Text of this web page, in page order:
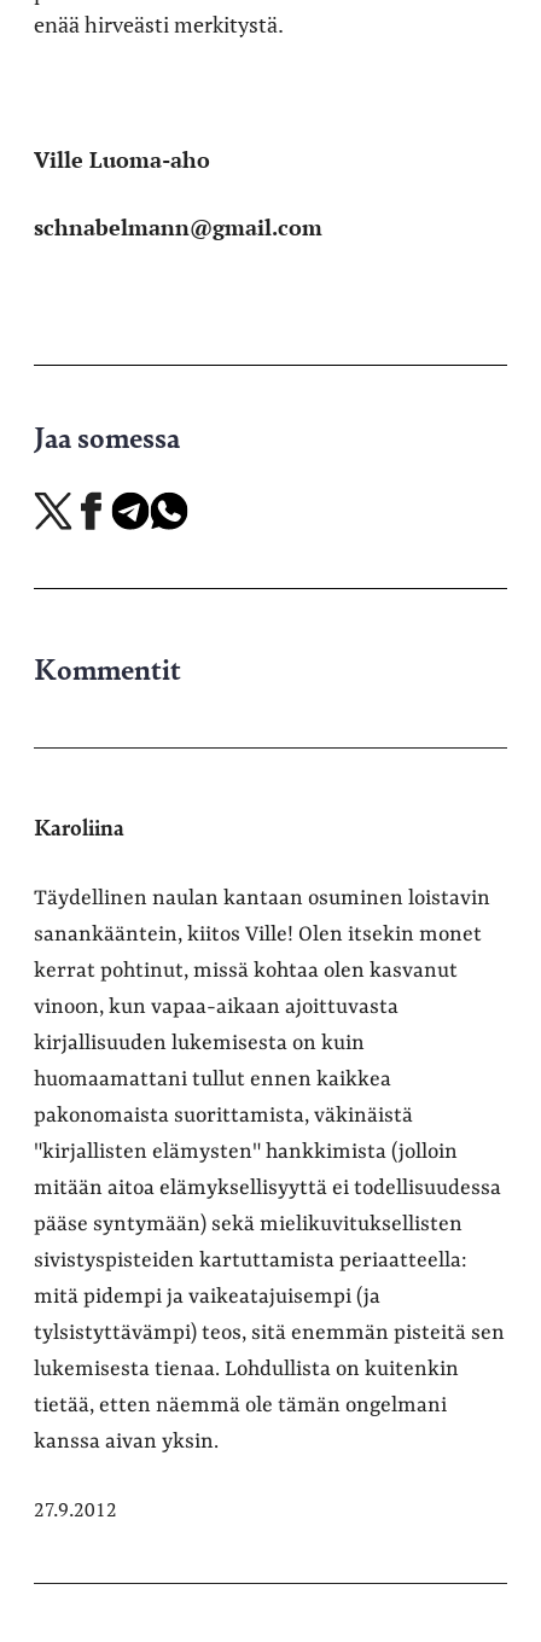
enää hirveästi merkitystä.
Ville Luoma-aho
schnabelmann@gmail.com
Jaa somessa
Jaa
X-
Jaa
Facebookissa
Jaa
Telegramissa
Jaa
WhatsAppissa
Kommentit
Karoliina
Täydellinen naulan kantaan osuminen loistavin
sanankääntein, kiitos Ville! Olen itsekin monet
kerrat pohtinut, missä kohtaa olen kasvanut
vinoon, kun vapaa-aikaan ajoittuvasta
kirjallisuuden lukemisesta on kuin
huomaamattani tullut ennen kaikkea
pakonomaista suorittamista, väkinäistä
"kirjallisten elämysten" hankkimista (jolloin
mitään aitoa elämyksellisyyttä ei todellisuudessa
pääse syntymään) sekä mielikuvituksellisten
sivistyspisteiden kartuttamista periaatteella:
mitä pidempi ja vaikeatajuisempi (ja
tylsistyttävämpi) teos, sitä enemmän pisteitä sen
lukemisesta tienaa. Lohdullista on kuitenkin
tietää, etten näemmä ole tämän ongelmani
kanssa aivan yksin.
27.9.2012